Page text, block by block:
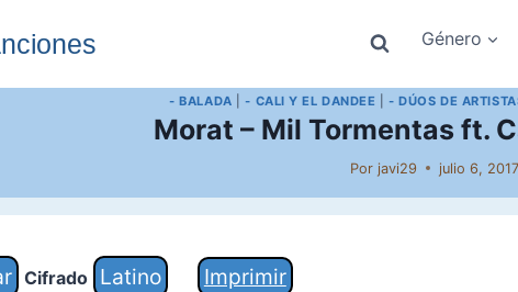
Género
- BALADA |- CALI Y EL DANDEE |- DÚOS DE
Morat – Mil Tormentas ft.
Por javi29 julio 6, 2017
Cifrado Latino Imprimir